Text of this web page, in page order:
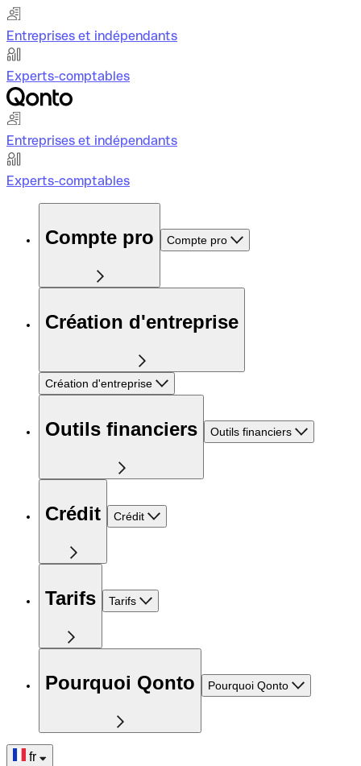
Entreprises et indépendants
Experts-comptables
Entreprises et indépendants
Experts-comptables
Compte pro Compte pro
Création d'entreprise
Création d'entreprise
Outils financiers Outils financiers
Crédit Crédit
Tarifs Tarifs
Pourquoi Qonto Pourquoi Qonto
fr